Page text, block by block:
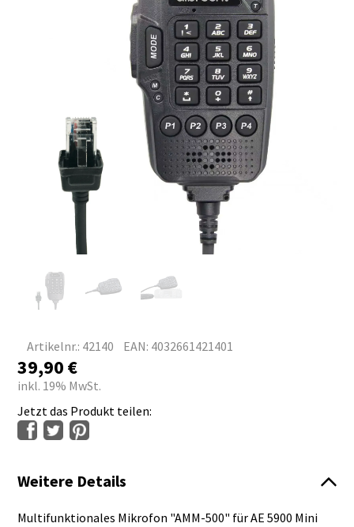
Artikelnr.: 42140 EAN: 4032661421401
39,90€
inkl. 19% MwSt.
Jetzt das Produkt teilen:
Weitere Details
Multifunktionales Mikrofon "AMM-500" für AE 5900 Mini